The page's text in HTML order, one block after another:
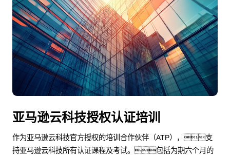
亚马逊云科技授权认证培训
作为亚马逊云科技官方授权的培训合作伙伴（ATP），支
持亚马逊云科技所有认证课程及考试。包括为期六个月的